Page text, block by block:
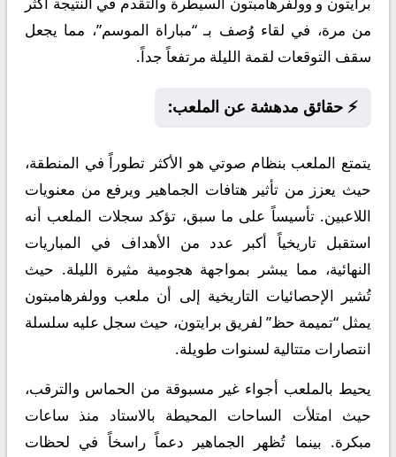
من مرة، في لقاء وُصف بـ “مباراة الموسم”، مما يجعل
سقف التوقعات لقمة الليلة مرتفعاً جداً.
⚡ حقائق مدهشة عن الملعب:
يتمتع الملعب بنظام صوتي هو الأكثر تطوراً في المنطقة،
حيث يعزز من تأثير هتافات الجماهير ويرفع من معنويات
اللاعبين. تأسيساً على ما سبق، تؤكد سجلات الملعب أنه
استقبل تاريخياً أكبر عدد من الأهداف في المباريات
النهائية، مما يبشر بمواجهة هجومية مثيرة الليلة. حيث
تُشير الإحصائيات التاريخية إلى أن ملعب وولفرهامبتون
يمثل “تميمة حظ” لفريق برايتون، حيث سجل عليه سلسلة
انتصارات متتالية لسنوات طويلة.
يحيط بالملعب أجواء غير مسبوقة من الحماس والترقب،
حيث امتلأت الساحات المحيطة بالاستاد منذ ساعات
مبكرة. بينما تُظهر الجماهير دعماً راسخاً في لحظات